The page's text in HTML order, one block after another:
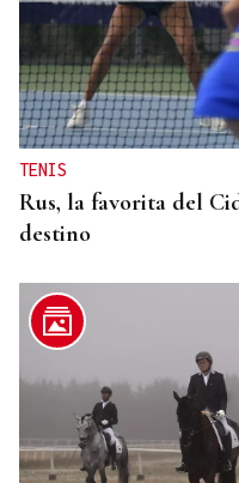
TENIS
Rus, la favorita del
destino